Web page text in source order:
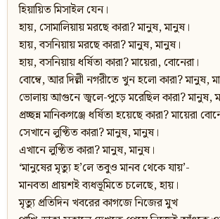
হিয়ায়িত মিসাইল যেন।
হায়, সোমালিয়ায় মরছে কারা? মানুষ, মানুষ।
হায়, বসনিয়ায় মরছে কারা? মানুষ, মানুষ।
হায়, বসনিয়ায় ধর্ষিতা কারা? মায়েরা, বোনেরা।
বোম্বে, আর দিল্লী নগরীতে খুন হলো কারা? মানুষ,
ভোলায় আগুনে জ্বলে-পুড়ে মরেছিল কারা? মানুষ,
প্রচ্ছন্ন মানিকগঞ্জে ধর্ষিতা হয়েছে কারা? মায়েরা
সেখানে লুণ্ঠিত কারা? মানুষ, মানুষ।
এখানে লুণ্ঠিত কারা? মানুষ, মানুষ।
‘মানুষের মৃত্যু হ’লে তবুও মানব থেকে যায়’-
মানবতা প্রায়শই ব্যধভূমিতে চলেছে, হায়।
মৃত্যু প্রতিদিন খবরের কাগজে নিজের মুখ